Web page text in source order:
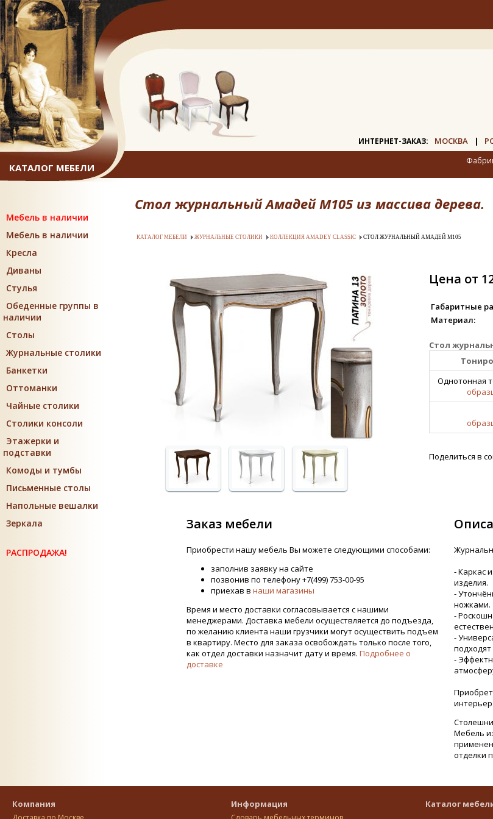
Стол журнальный Амадей M105 из массива дерева.
ИНТЕРНЕТ-ЗАКАЗ: МОСКВА |
КАТАЛОГ МЕБЕЛИ
Мебель в наличии
Мебель в наличии
Кресла
Диваны
Стулья
Обеденные группы в
наличии
Столы
Журнальные столики
Банкетки
Оттоманки
Чайные столики
Столики консоли
Этажерки и
подставки
Комоды и тумбы
Письменные столы
Напольные вешалки
Зеркала
РАСПРОДАЖА!
КАТАЛОГ МЕБЕЛИ ЖУРНАЛЬНЫЕ СТОЛИКИ КОЛЛЕКЦИЯ AMADEY CLASSIC СТОЛ ЖУРНАЛЬНЫЙ АМАДЕЙ M105
Цена от
Габаритные
Материал:
Стол
Однотонная
Поделиться в
Заказ мебели
Приобрести нашу мебель Вы можете следующими способами:
заполнив заявку на сайте
позвонив по телефону +7(499) 753-00-95
приехав в наши магазины
Время и место доставки согласовывается с нашими
менеджерами. Доставка мебели осуществляется до подъезда,
по желанию клиента наши грузчики могут осуществить подъем
в квартиру. Место для заказа освобождать только после того,
как отдел доставки назначит дату и время. Подробнее о
доставке
- Каркас
изделия.
-
ножками.
-
-
подходят
-
Мебель
отделки
Компания Информация Каталог